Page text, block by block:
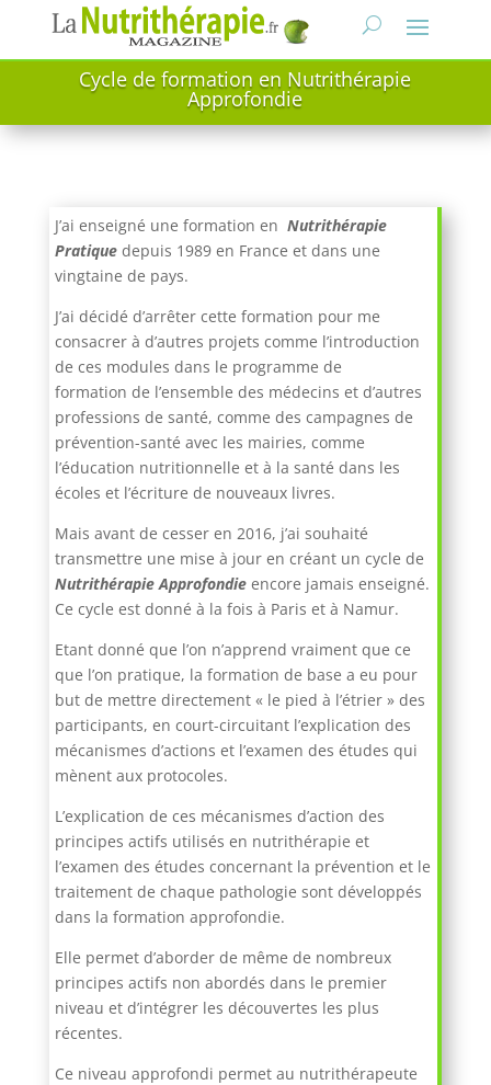
Cycle de formation en Nutrithérapie
Approfondie
J’ai enseigné une formation en Nutrithérapie
Pratiquedepuis 1989 en France et dans une
vingtaine de pays.
J’ai décidé d’arrêter cette formation pour me
consacrer à d’autres projets comme l’introduction
de ces modules dans le programme de
formation de l’ensemble des médecins et d’autres
professions de santé, comme des campagnes de
prévention-santé avec les mairies, comme
l’éducation nutritionnelle et à la santé dans les
écoles et l’écriture de nouveaux livres.
Mais avant de cesser en 2016, j’ai souhaité
transmettre une mise à jour en créant un cycle de
Nutrithérapie Approfondieencore jamais enseigné.
Ce cycle est donné à la fois à Paris et à Namur.
Etant donné que l’on n’apprend vraiment que ce
que l’on pratique, la formation de base a eu pour
but de mettre directement « le pied à l’étrier » des
participants, en court-circuitant l’explication des
mécanismes d’actions et l’examen des études qui
mènent aux protocoles.
L’explication de ces mécanismes d’action des
principes actifs utilisés en nutrithérapie et
l’examen des études concernant la prévention et le
traitement de chaque pathologie sont développés
dans la formation approfondie.
Elle permet d’aborder de même de nombreux
principes actifs non abordés dans le premier
niveau et d’intégrer les découvertes les plus
récentes.
Ce niveau approfondi permet au nutrithérapeute